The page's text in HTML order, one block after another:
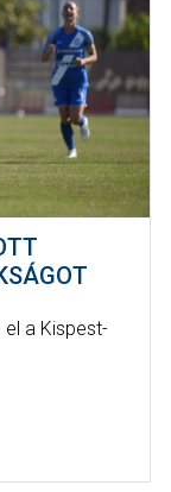
a Kispest-